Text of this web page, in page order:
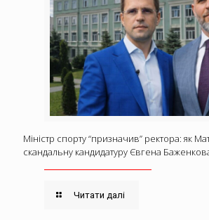
Міністр спорту “призначив” ректора: як
скандальну кандидатуру Євгена
Читати далі